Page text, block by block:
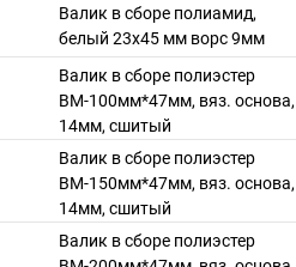
Валик в сборе полиамид,
белый 23х45 мм ворс 9мм
Валик в сборе полиэстер
ВМ-100мм*47мм, вяз. основа,
14мм, сшитый
Валик в сборе полиэстер
ВМ-150мм*47мм, вяз. основа,
14мм, сшитый
Валик в сборе полиэстер